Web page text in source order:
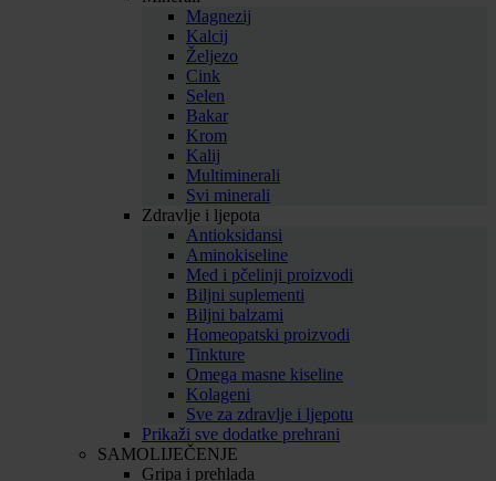
Magnezij
Kalcij
Željezo
Cink
Selen
Bakar
Krom
Kalij
Multiminerali
Svi minerali
Zdravlje i ljepota
Antioksidansi
Aminokiseline
Med i pčelinji proizvodi
Biljni suplementi
Biljni balzami
Homeopatski proizvodi
Tinkture
Omega masne kiseline
Kolageni
Sve za zdravlje i ljepotu
Prikaži sve dodatke prehrani
SAMOLIJEČENJE
Gripa i prehlada